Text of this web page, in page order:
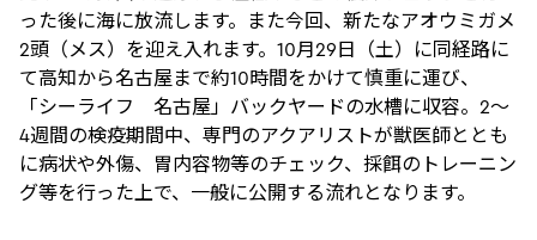
った後に海に放流します。また今回、新たなアオウミガメ
2頭（メス）を迎え入れます。10月29日（土）に同経路に
て高知から名古屋まで約10時間をかけて慎重に運び、
「シーライフ 名古屋」バックヤードの水槽に収容。2～
4週間の検疫期間中、専門のアクアリストが獣医師ととも
に病状や外傷、胃内容物等のチェック、採餌のトレーニン
グ等を行った上で、一般に公開する流れとなります。